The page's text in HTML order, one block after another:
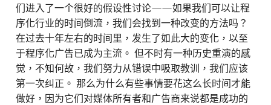
们进入了一个很好的假设性讨论——如果我们可以让程
序化行业的时间倒流，我们会找到一种改变的方法吗？
在过去十年左右的时间里，发生了如此大的变化，以至
于程序化广告已成为主流。 但不时有一种历史重演的感
觉，不知何故，我们努力从错误中吸取教训，我们应该
第一次纠正。 那么为什么有些事情要花这么长时间才能
做好，因为它们对媒体所有者和广告商来说都是成功的